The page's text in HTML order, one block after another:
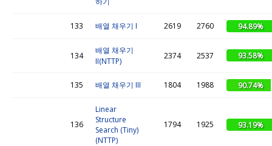
133 배열 채우기 I 2619 2760 94.89%
134
배열 채우기
II(NTTP)
2374 2537 93.58%
135 배열 채우기 III 1804 1988 90.74%
136
Linear
Structure
Search (Tiny)
(NTTP)
1794 1925 93.19%